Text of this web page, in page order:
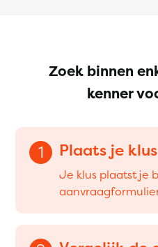
Zoek binnen
kenner
1 Plaats je klus
Je klus plaatst je